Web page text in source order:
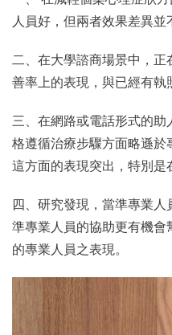
人員好，但兩者效果差異並
二、在大學諮商場景中，
善率上的表現，與已經有執
三、在網路或電話形式的
格遵循治療步驟方面略遜
這方面的表現突出，特別是
四、研究發現，當準專業人
準專業人員的協助更有機
的專業人員之表現。